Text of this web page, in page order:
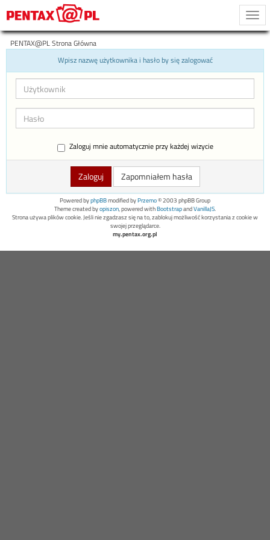
PENTAX@PL Strona Główna
Wpisz nazwę użytkownika i hasło by się zalogować
Zaloguj mnie automatycznie przy każdej wizycie
Zapomniałem hasła
Powered byphpBBmodified byPrzemo© 2003 phpBB Group
Theme created byopiszon, powered withBootstrapandVanillaJS.
Strona używa plików cookie. Jeśli nie zgadzasz się na to, zablokuj możliwość korzystania z cookie w
swojej przeglądarce.
my.pentax.org.pl